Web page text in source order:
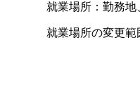
就業場所：勤務
就業場所の変更